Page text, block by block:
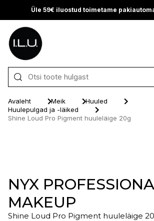
Üle 59€ iluostud toimetame
Otse sisu juurde
Avaleht Meik
Huuled
Huulepulgad ja -läiked
Shine Loud Pro Pigment huuleläige 20g
NYX
MAKEUP
Shine Loud Pro Pigment huuleläige